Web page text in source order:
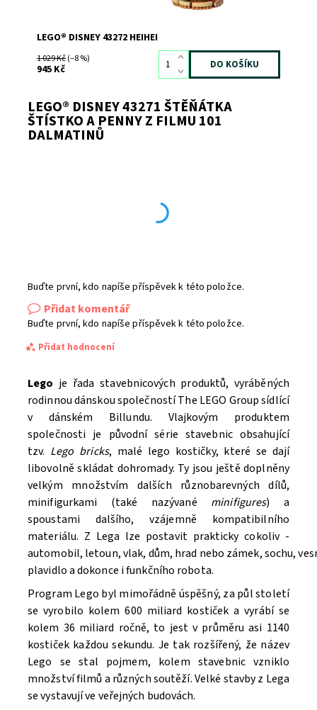
LEGO® DISNEY 43272 HEIHEI
1 029 Kč(–8 %)
945 Kč
LEGO® DISNEY 43271 ŠTĚŇÁTKA
ŠTÍSTKO A PENNY Z FILMU 101
DALMATINŮ
Buďte první, kdo napíše příspěvek k této položce.
Přidat komentář
Buďte první, kdo napíše příspěvek k této položce.
Přidat hodnocení
Souhlasím seZpracováním osobních údajů.
Lego je řada stavebnicových produktů, vyráběných
rodinnou dánskou společností The LEGO Group sídlící
v dánském Billundu. Vlajkovým produktem
společnosti je původní série stavebnic obsahující
tzv. Lego bricks, malé lego kostičky, které se dají
libovolně skládat dohromady. Ty jsou ještě doplněny
velkým množstvím dalších různobarevných dílů,
minifigurkami (také nazývané minifigures) a
spoustami dalšího, vzájemně kompatibilního
materiálu. Z Lega lze postavit prakticky cokoliv -
automobil, letoun, vlak, dům, hrad nebo zámek, sochu,
plavidlo a dokonce i funkčního robota.
Program Lego byl mimořádně úspěšný, za půl století
se vyrobilo kolem 600 miliard kostiček a vyrábí se
kolem 36 miliard ročně, to jest v průměru asi 1140
kostiček každou sekundu. Je tak rozšířený, že název
Lego se stal pojmem, kolem stavebnic vzniklo
množství filmů a různých soutěží. Velké stavby z Lega
se vystavují ve veřejných budovách.